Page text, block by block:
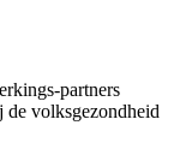
partners
de volksgezondheid